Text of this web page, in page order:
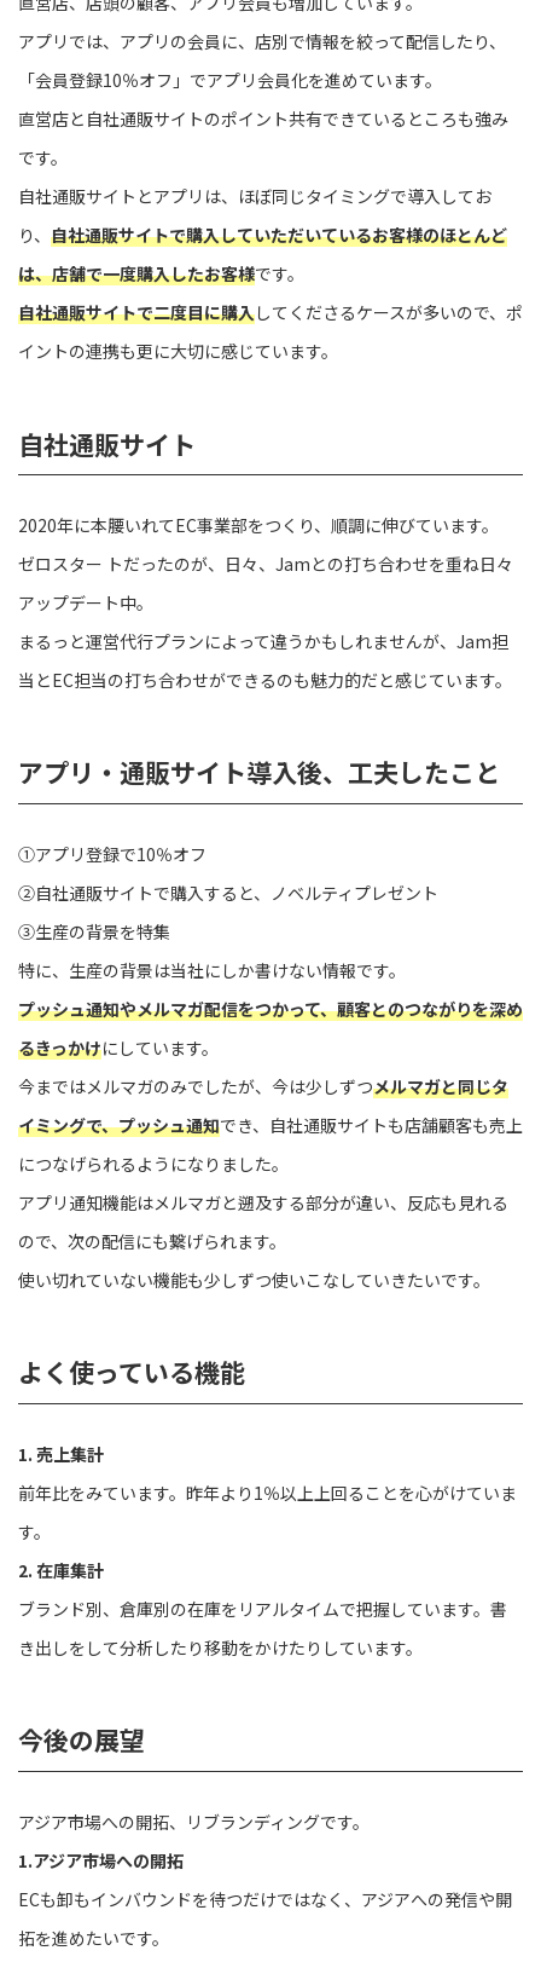
アプリでは、アプリの会員に、店別で情報を絞って配信したり、
「会員登録10％オフ」でアプリ会員化を進めています。
直営店と自社通販サイトのポイント共有できているところも強み
です。
自社通販サイトとアプリは、ほぼ同じタイミングで導入してお
り、 自社通販サイトで購入していただいているお客様のほとんど
は、店舗で一度購入したお客様です。
自社通販サイトで二度目に購入してくださるケースが多いので、ポ
イントの連携も更に大切に感じています。
自社通販サイト
2020年に本腰いれてEC事業部をつくり、順調に伸びています。
ゼロスター トだったのが、日々、Jamとの打ち合わせを重ね日々
アップデート中。
まるっと運営代行プランによって違うかもしれませんが、Jam担
当とEC担当の打ち合わせができるのも魅力的だと感じています。
アプリ・通販サイト導入後、工夫したこと
①アプリ登録で10％オフ
②自社通販サイトで購入すると、ノベルティプレゼント
③生産の背景を特集
特に、生産の背景は当社にしか書けない情報です。
プッシュ通知やメルマガ配信をつかって、顧客とのつながりを深め
るきっかけにしています。
今まではメルマガのみでしたが、今は少しずつメルマガと同じタ
イミングで、プッシュ通知でき、自社通販サイトも店舗顧客も売上
につなげられるようになりました。
アプリ通知機能はメルマガと遡及する部分が違い、反応も見れる
ので、次の配信にも繋げられます。
使い切れていない機能も少しずつ使いこなしていきたいです。
よく使っている機能
1. 売上集計
前年比をみています。昨年より1％以上上回ることを心がけていま
す。
2. 在庫集計
ブランド別、倉庫別の在庫をリアルタイムで把握しています。書
き出しをして分析したり移動をかけたりしています。
今後の展望
アジア市場への開拓、リブランディングです。
1.アジア市場への開拓
ECも卸もインバウンドを待つだけではなく、アジアへの発信や開
拓を進めたいです。